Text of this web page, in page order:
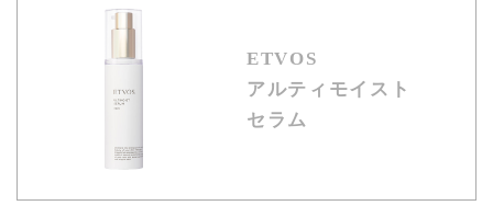
ETVOS
アルティモイスト
セラム